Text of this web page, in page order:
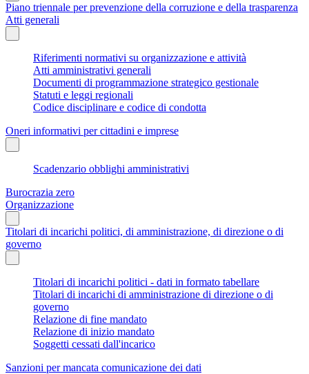
Piano triennale per prevenzione della corruzione e della trasparenza
Atti generali
Riferimenti normativi su organizzazione e attività
Atti amministrativi generali
Documenti di programmazione strategico gestionale
Statuti e leggi regionali
Codice disciplinare e codice di condotta
Oneri informativi per cittadini e imprese
Scadenzario obblighi amministrativi
Burocrazia zero
Organizzazione
Titolari di incarichi politici, di amministrazione, di direzione o di
governo
Titolari di incarichi politici - dati in formato tabellare
Titolari di incarichi di amministrazione di direzione o di
governo
Relazione di fine mandato
Relazione di inizio mandato
Soggetti cessati dall'incarico
Sanzioni per mancata comunicazione dei dati